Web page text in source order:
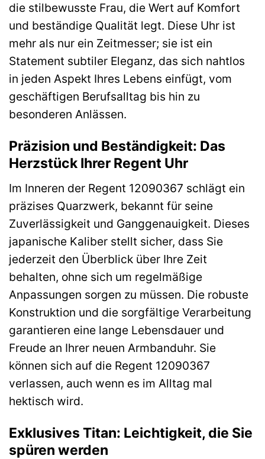
die stilbewusste Frau, die Wert auf Komfort
und beständige Qualität legt. Diese Uhr ist
mehr als nur ein Zeitmesser; sie ist ein
Statement subtiler Eleganz, das sich nahtlos
in jeden Aspekt Ihres Lebens einfügt, vom
geschäftigen Berufsalltag bis hin zu
besonderen Anlässen.
Präzision und Beständigkeit: Das
Herzstück Ihrer Regent Uhr
Im Inneren der Regent 12090367 schlägt ein
präzises Quarzwerk, bekannt für seine
Zuverlässigkeit und Ganggenauigkeit. Dieses
japanische Kaliber stellt sicher, dass Sie
jederzeit den Überblick über Ihre Zeit
behalten, ohne sich um regelmäßige
Anpassungen sorgen zu müssen. Die robuste
Konstruktion und die sorgfältige Verarbeitung
garantieren eine lange Lebensdauer und
Freude an Ihrer neuen Armbanduhr. Sie
können sich auf die Regent 12090367
verlassen, auch wenn es im Alltag mal
hektisch wird.
Exklusives Titan: Leichtigkeit, die Sie
spüren werden